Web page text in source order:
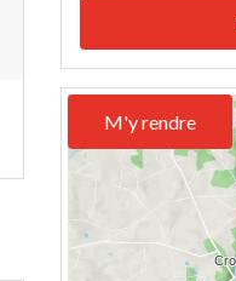
M'y rendre